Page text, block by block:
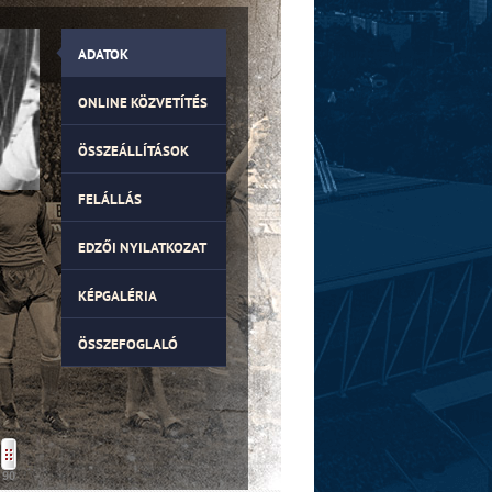
90
ADATOK
ONLINE KÖZVETÍTÉS
ÖSSZEÁLLÍTÁSOK
FELÁLLÁS
EDZŐI NYILATKOZAT
KÉPGALÉRIA
ÖSSZEFOGLALÓ